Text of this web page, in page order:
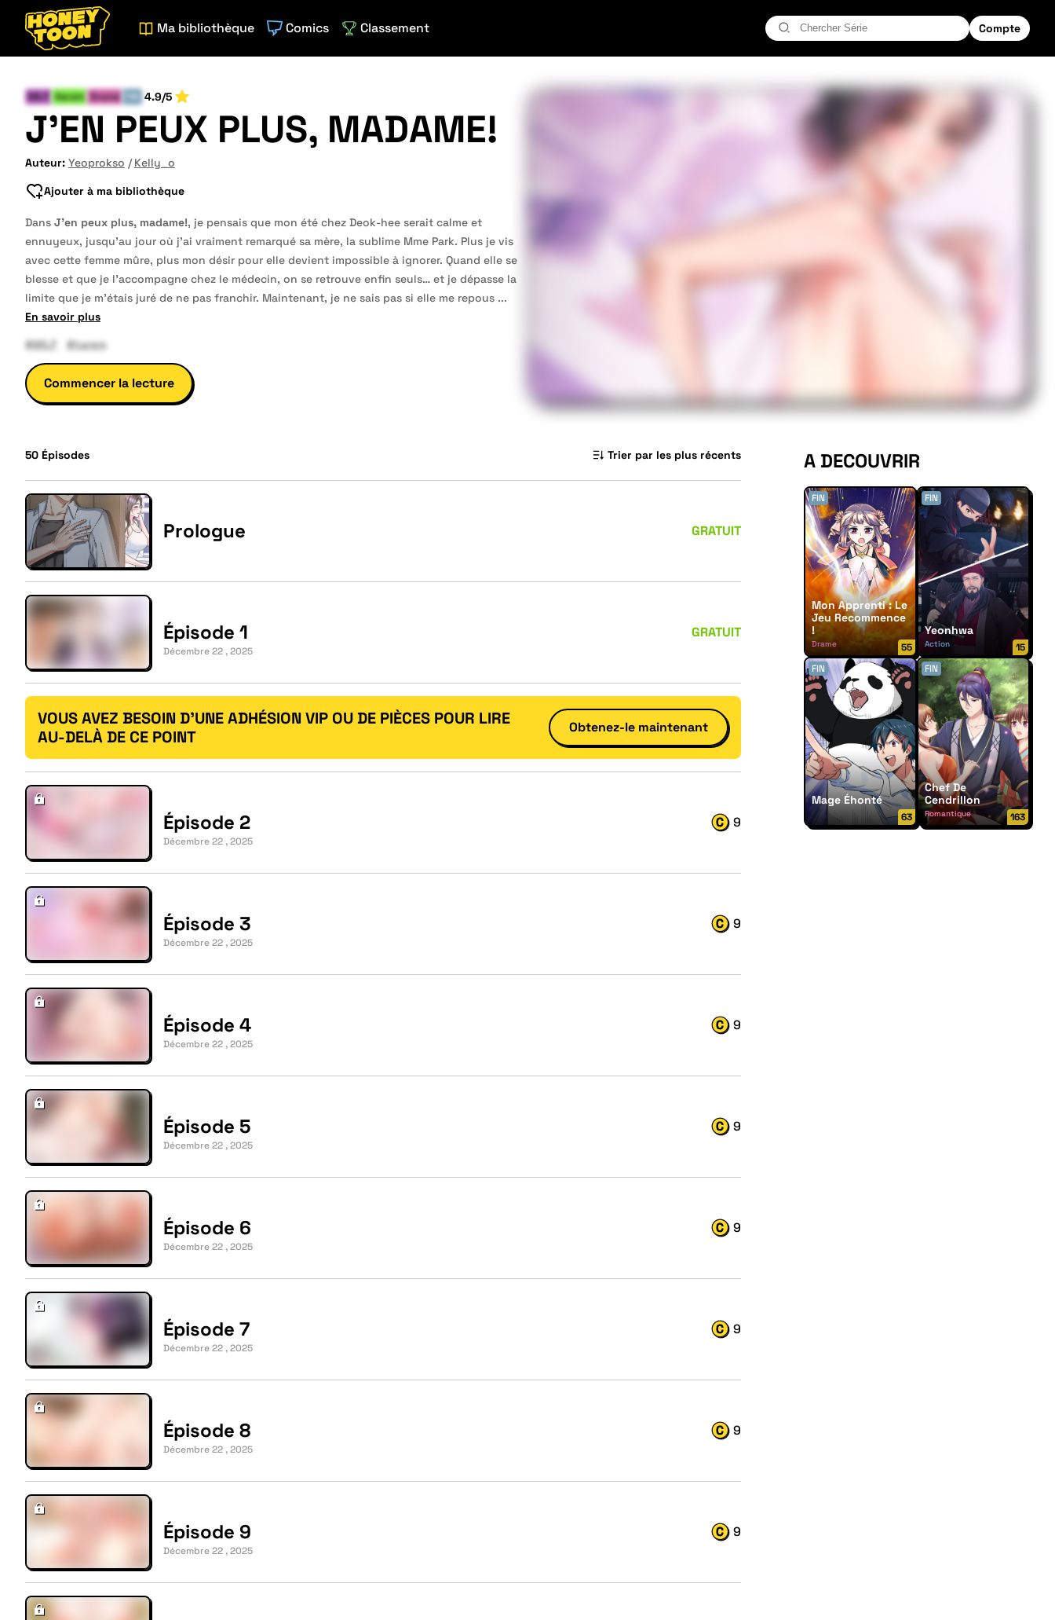
Compte
Ma bibliothèque Comics Classement
MILF Harem Drame 4.9/5
J'EN PEUX PLUS, MADAME!
Auteur: Yeoprokso
Kelly_o
Ajouter à ma bibliothèque
Dans J’en peux plus, madame!, je pensais que mon été chez Deok-hee serait calme et
ennuyeux, jusqu’au jour où j’ai vraiment remarqué sa mère, la sublime Mme Park. Plus je vis
avec cette femme mûre, plus mon désir pour elle devient impossible à ignorer. Quand elle se
blesse et que je l’accompagne chez le médecin, on se retrouve enfin seuls… et je dépasse la
limite que je m’étais juré de ne pas franchir. Maintenant, je ne sais pas si elle me repous ...
En savoir plus
#MILF
#harem
Commencer la lecture
50 Épisodes Trier par les plus récents
Prologue GRATUIT
Épisode 1
Décembre 22 , 2025
GRATUIT
VOUS AVEZ BESOIN D'UNE ADHÉSION VIP OU DE PIÈCES POUR LIRE
AU-DELÀ DE CE POINT
Obtenez-le maintenant
Épisode 2
Décembre 22 , 2025
9
Épisode 3
Décembre 22 , 2025
9
Épisode 4
Décembre 22 , 2025
9
Épisode 5
Décembre 22 , 2025
9
Épisode 6
Décembre 22 , 2025
9
Épisode 7
Décembre 22 , 2025
9
Épisode 8
Décembre 22 , 2025
9
Épisode 9
Décembre 22 , 2025
9
A DECOUVRIR
FIN
Mon Apprenti : Le
Jeu Recommence
!
Drame 55
FIN
Yeonhwa
Action
15
FIN
Mage Éhonté
63
FIN
Chef De
Cendrillon
Romantique 163